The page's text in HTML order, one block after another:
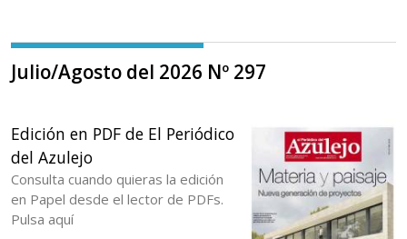
Julio/Agosto del 2026 Nº 297
Edición en PDF de El Periódico
del Azulejo
Consulta cuando quieras la edición
en Papel desde el lector de PDFs.
Pulsa aquí